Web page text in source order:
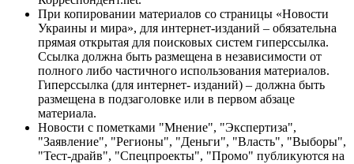
При копировании материалов со страницы «Новости
Украины и мира», для интернет-изданий – обязательна
прямая открытая для поисковых систем гиперссылка.
Ссылка должна быть размещена в независимости от
полного либо частичного использования материалов.
Гиперссылка (для интернет- изданий) – должна быть
размещена в подзаголовке или в первом абзаце
материала.
Новости с пометками "Мнение", "Экспертиза",
"Заявление", "Регионы", "Деньги", "Власть", "Выборы",
"Тест-драйв", "Спецпроекты", "Промо" публикуются на